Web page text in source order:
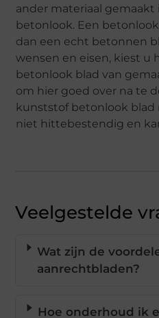
ander materiaal gemaakt
betonlook. Een
dan een echt betonnen
wensen en eisen, kiest u
betonlook blad van
om hier goed over na te
kunststof betonlook blad
niet hittebestendig en
Veelgestelde
Wat zijn de
aanrechtbladen?
Hoe onderhoud ik